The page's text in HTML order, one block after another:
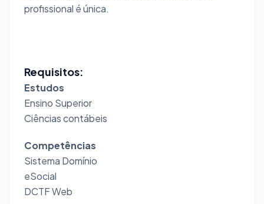
profissional é única.
Requisitos:
Estudos
Ensino Superior
Ciências contábeis
Competências
Sistema Domínio
eSocial
DCTF Web